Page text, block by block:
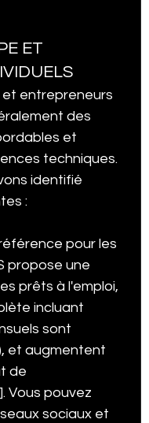
ET
entrepreneurs
des
et
techniques.
identifié
:
pour les
propose une
prêts à l'emploi,
incluant
sont
et augmentent
de
Vous pouvez
sociaux et